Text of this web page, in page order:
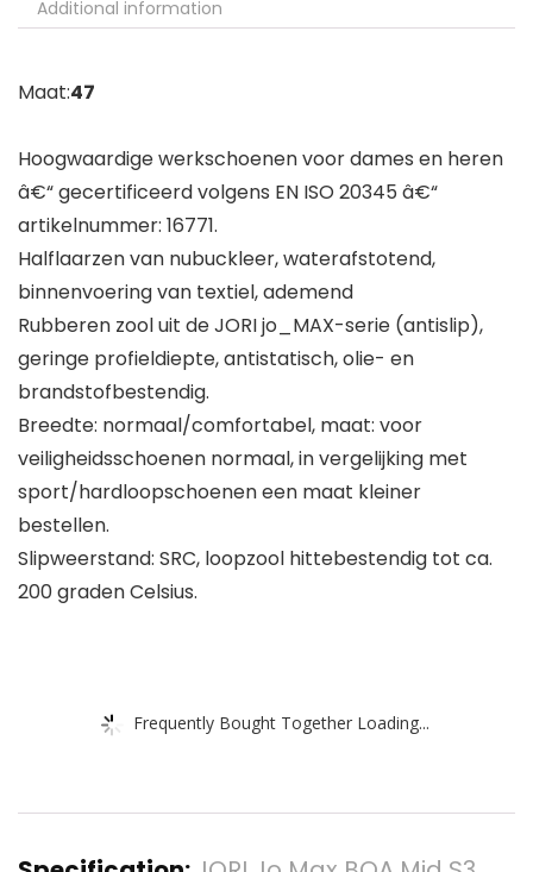
Additional information
Maat:47
Hoogwaardige werkschoenen voor dames en heren
â€“ gecertificeerd volgens EN ISO 20345 â€“
artikelnummer: 16771.
Halflaarzen van nubuckleer, waterafstotend,
binnenvoering van textiel, ademend
Rubberen zool uit de JORI jo_MAX-serie (antislip),
geringe profieldiepte, antistatisch, olie- en
brandstofbestendig.
Breedte: normaal/comfortabel, maat: voor
veiligheidsschoenen normaal, in vergelijking met
sport/hardloopschoenen een maat kleiner
bestellen.
Slipweerstand: SRC, loopzool hittebestendig tot ca.
200 graden Celsius.
Frequently Bought Together Loading...